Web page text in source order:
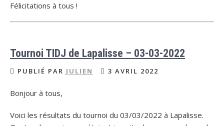
Félicitations à tous !
Tournoi TIDJ de Lapalisse – 03-03-2022
PUBLIÉ PAR JULIEN 3 AVRIL 2022
Bonjour à tous,
Voici les résultats du tournoi du 03/03/2022 à Lapalisse.